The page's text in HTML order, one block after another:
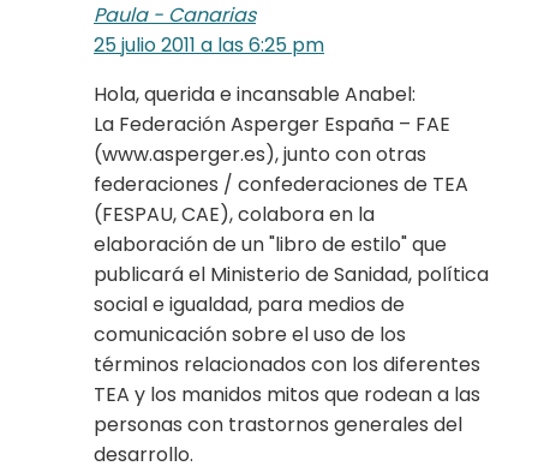
Paula - Canarias
25 julio 2011 a las 6:25 pm
Hola, querida e incansable Anabel:
La Federación Asperger España – FAE
(www.asperger.es), junto con otras
federaciones / confederaciones de TEA
(FESPAU, CAE), colabora en la
elaboración de un "libro de estilo" que
publicará el Ministerio de Sanidad, política
social e igualdad, para medios de
comunicación sobre el uso de los
términos relacionados con los diferentes
TEA y los manidos mitos que rodean a las
personas con trastornos generales del
desarrollo.